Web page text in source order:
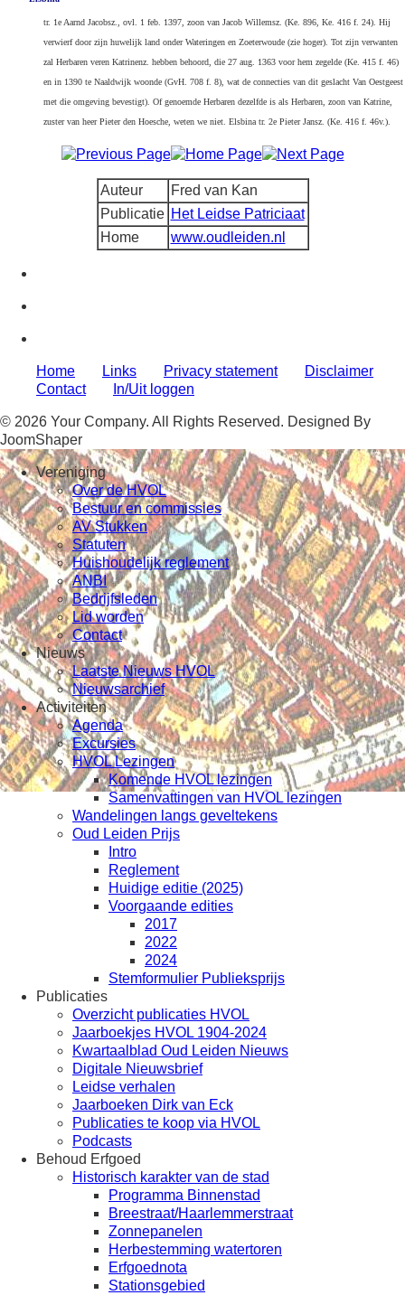
tr. 1e Aarnd Jacobsz., ovl. 1 feb. 1397, zoon van Jacob Willemsz. (Ke. 896, Ke. 416 f. 24). Hij
verwierf door zijn huwelijk land onder Wateringen en Zoeterwoude (zie hoger). Tot zijn verwanten
zal Herbaren veren Katrinenz. hebben behoord, die 27 aug. 1363 voor hem zegelde (Ke. 415 f. 46)
en in 1390 te Naaldwijk woonde (GvH. 708 f. 8), wat de connecties van dit geslacht Van Oestgeest
met die omgeving bevestigt). Of genoemde Herbaren dezelfde is als Herbaren, zoon van Katrine,
zuster van heer Pieter den Hoesche, weten we niet. Elsbina tr. 2e Pieter Jansz. (Ke. 416 f. 46v.).
Auteur
Fred van Kan
Publicatie Het Leidse Patriciaat
Home
www.oudleiden.nl
Home Links Privacy statement
Disclaimer
Contact
In/Uit loggen
© 2026 Your Company. All Rights Reserved. Designed By
JoomShaper
Vereniging
Over de HVOL
Bestuur en commissies
AV Stukken
Statuten
Huishoudelijk reglement
ANBI
Bedrijfsleden
Lid worden
Contact
Nieuws
Laatste Nieuws HVOL
Nieuwsarchief
Activiteiten
Agenda
Excursies
HVOL Lezingen
Komende HVOL lezingen
Samenvattingen van HVOL lezingen
Wandelingen langs geveltekens
Oud Leiden Prijs
Intro
Reglement
Huidige editie (2025)
Voorgaande edities
2017
2022
2024
Stemformulier Publieksprijs
Publicaties
Overzicht publicaties HVOL
Jaarboekjes HVOL 1904-2024
Kwartaalblad Oud Leiden Nieuws
Digitale Nieuwsbrief
Leidse verhalen
Jaarboeken Dirk van Eck
Publicaties te koop via HVOL
Podcasts
Behoud Erfgoed
Historisch karakter van de stad
Programma Binnenstad
Breestraat/Haarlemmerstraat
Zonnepanelen
Herbestemming watertoren
Erfgoednota
Stationsgebied